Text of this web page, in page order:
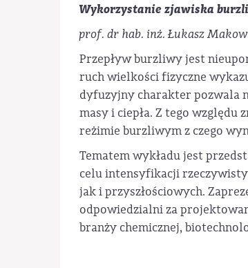
Wykorzystanie zjawiska
prof. dr hab. inż. Łukasz
Przepływ burzliwy jest
ruch wielkości fizyczne
dyfuzyjny charakter pozwala
masy i ciepła. Z tego względu
reżimie burzliwym z czego
Tematem wykładu jest
celu intensyfikacji
jak i przyszłościowych.
odpowiedzialni za
branży chemicznej,